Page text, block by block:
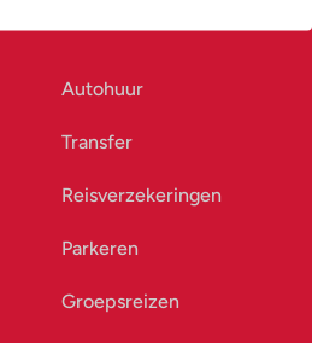
Autohuur
Transfer
Reisverzekeringen
Parkeren
Groepsreizen